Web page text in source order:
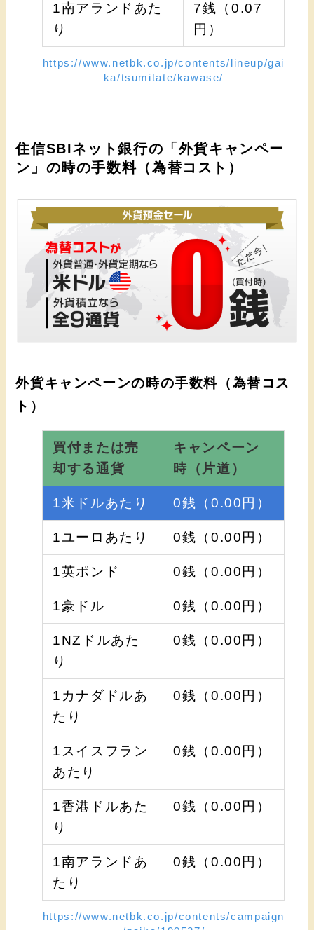
1南アランドあた
り
7銭（0.07
円）
https://www.netbk.co.jp/contents/lineup/gai
ka/tsumitate/kawase/
住信SBIネット銀行の「外貨キャンペー
ン」の時の手数料（為替コスト）
外貨キャンペーンの時の手数料（為替コス
ト）
買付または売
却する通貨
キャンペーン
時 （片道）
1米ドルあたり 0銭（0.00円）
1ユーロあたり 0銭（0.00円）
1英ポンド 0銭（0.00円）
1豪ドル 0銭（0.00円）
1NZドルあた
り
0銭（0.00円）
1カナダドルあ
たり
0銭（0.00円）
1スイスフラン
あたり
0銭（0.00円）
1香港ドルあた
り
0銭（0.00円）
1南アランドあ
たり
0銭（0.00円）
https://www.netbk.co.jp/contents/campaign